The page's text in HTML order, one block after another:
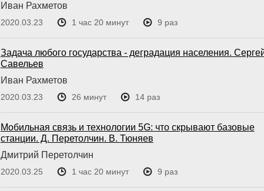
Иван Рахметов
2020.03.23 1 час 20 минут 9 раз
Задача любого государства - деградация населения.
Савельев
Иван Рахметов
2020.03.23 26 минут 14 раз
Мобильная связь и технологии 5G: что скрывают базовые
станции. Д. Перетолчин. В. Тюняев
Дмитрий Перетолчин
2020.03.25 1 час 20 минут 9 раз